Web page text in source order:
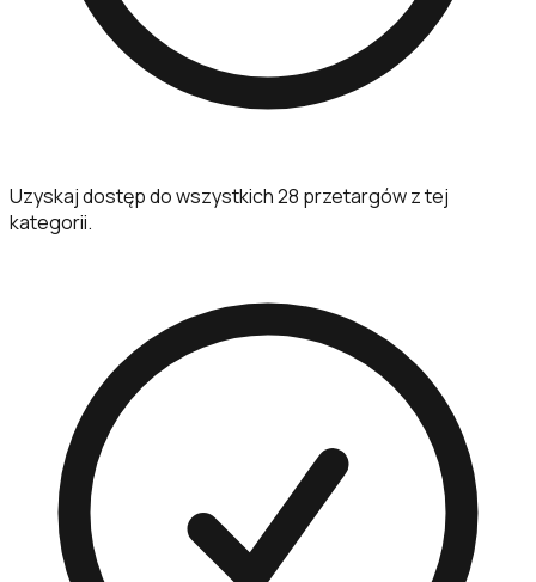
Uzyskaj dostęp do wszystkich 28 przetargów z tej
kategorii.